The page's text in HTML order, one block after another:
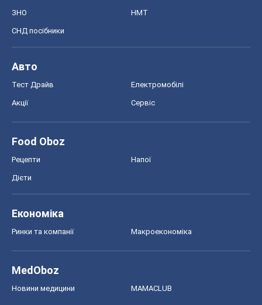
ЗНО НМТ
СНД посібники
Авто
Тест Драйв Електромобілі
Акції Сервіс
Food Oboz
Рецепти Напої
Дієти
Економіка
Ринки та компанії Макроекономіка
MedOboz
Новини медицини MAMACLUB